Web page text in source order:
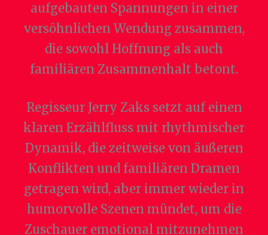
aufgebauten Spannungen in einer
versöhnlichen Wendung zusammen,
die sowohl Hoffnung als auch
familiären Zusammenhalt betont.
Regisseur Jerry Zaks setzt auf einen
klaren Erzählfluss mit rhythmischer
Dynamik, die zeitweise von äußeren
Konflikten und familiären Dramen
getragen wird, aber immer wieder in
humorvolle Szenen mündet, um die
Zuschauer emotional mitzunehmen